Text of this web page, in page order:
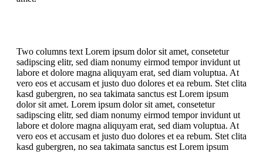
Two columns text Lorem ipsum dolor sit amet, consetetur
sadipscing elitr, sed diam nonumy eirmod tempor invidunt ut
labore et dolore magna aliquyam erat, sed diam voluptua. At
vero eos et accusam et justo duo dolores et ea rebum. Stet clita
kasd gubergren, no sea takimata sanctus est Lorem ipsum
dolor sit amet. Lorem ipsum dolor sit amet, consetetur
sadipscing elitr, sed diam nonumy eirmod tempor invidunt ut
labore et dolore magna aliquyam erat, sed diam voluptua. At
vero eos et accusam et justo duo dolores et ea rebum. Stet clita
kasd gubergren, no sea takimata sanctus est Lorem ipsum